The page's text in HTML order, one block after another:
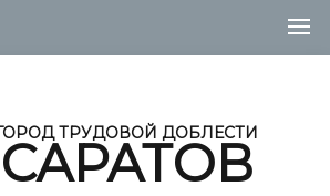
ТРУДОВОЙ ДОБЛЕСТИ
САРАТОВ